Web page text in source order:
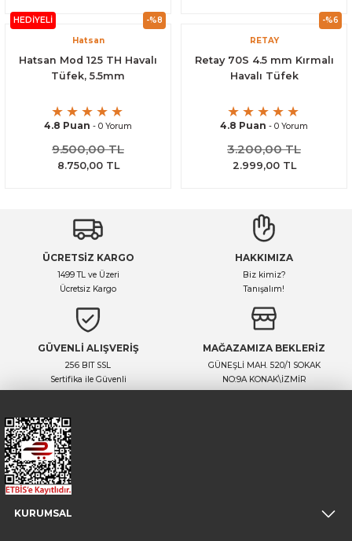
-%8
HEDİYELİ
Hatsan
Hatsan Mod 125 TH Havalı
Tüfek, 5.5mm
4.8 Puan - 0 Yorum
9.500,00 TL
8.750,00 TL
-%6
RETAY
Retay 70S 4.5 mm Kırmalı
Havalı Tüfek
4.8 Puan - 0 Yorum
3.200,00 TL
2.999,00 TL
ÜCRETSİZ KARGO
1499 TL ve Üzeri
Ücretsiz Kargo
HAKKIMIZA
Biz kimiz?
Tanışalım!
GÜVENLİ ALIŞVERİŞ
256 BIT SSL
Sertifika ile Güvenli
MAĞAZAMIZA BEKLERİZ
GÜNEŞLİ MAH. 520/1 SOKAK
NO:9A KONAK\İZMİR
KURUMSAL